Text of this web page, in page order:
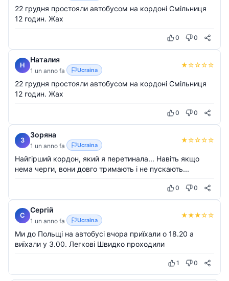
22 грудня простояли автобусом на кордоні Смільниця
12 годин. Жах
0 0
Н
Наталия
1 un anno fa Ucraina
★☆☆☆☆
22 грудня простояли автобусом на кордоні Смільниця
12 годин. Жах
0 0
З
Зоряна
1 un anno fa Ucraina
★☆☆☆☆
Найгірший кордон, який я перетинала... Навіть якщо
нема черги, вони довго тримають і не пускають...
0 0
С
Сергій
1 un anno fa Ucraina
★★★☆☆
Ми до Польщі на автобусі вчора приїхали о 18.20 а
виїхали у 3.00. Легкові Швидко проходили
1 0